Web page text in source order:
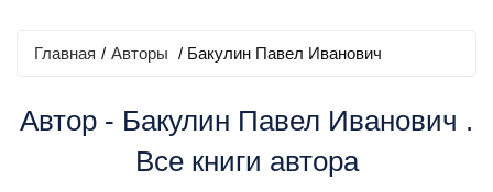
Главная / Авторы / Бакулин Павел Иванович
Автор - Бакулин Павел Иванович .
Все книги автора